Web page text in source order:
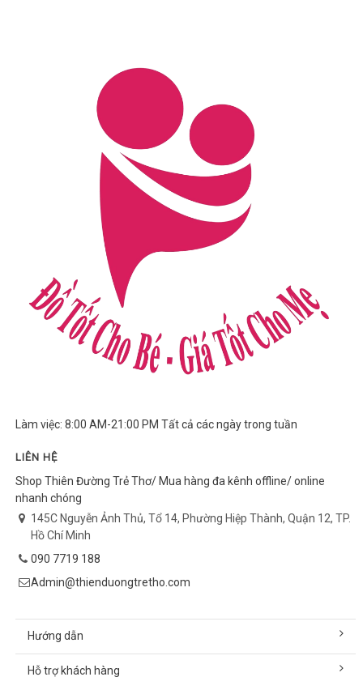
Làm việc: 8:00 AM-21:00 PM Tất cả các ngày trong tuần
LIÊN HỆ
Shop Thiên Đường Trẻ Thơ/ Mua hàng đa kênh offline/ online
nhanh chóng
145C Nguyễn Ảnh Thủ, Tổ 14, Phường Hiệp Thành, Quận 12, TP.
Hồ Chí Minh
090 7719 188
Admin@thienduongtretho.com
Hướng dẫn
Hỗ trợ khách hàng